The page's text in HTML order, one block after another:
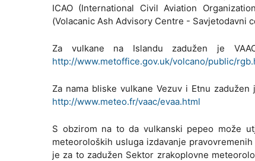
ICAO (International Civil Aviation
(Volacanic Ash Advisory Centre - Savjetodavni
Za vulkane na Islandu zadužen je
http://www.metoffice.gov.uk/volcano/public/
Za nama bliske vulkane Vezuv i Etnu
http://www.meteo.fr/vaac/evaa.html
S obzirom na to da vulkanski pepeo može
meteoroloških usluga izdavanje
je za to zadužen Sektor zrakoplovne